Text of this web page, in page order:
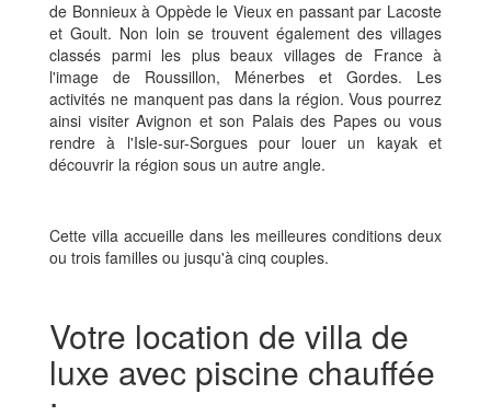
de Bonnieux à Oppède le Vieux en passant par Lacoste
et Goult. Non loin se trouvent également des villages
classés parmi les plus beaux villages de France à
l'image de Roussillon, Ménerbes et Gordes. Les
activités ne manquent pas dans la région. Vous pourrez
ainsi visiter Avignon et son Palais des Papes ou vous
rendre à l'Isle-sur-Sorgues pour louer un kayak et
découvrir la région sous un autre angle.
Cette villa accueille dans les meilleures conditions deux
ou trois familles ou jusqu'à cinq couples.
Votre location de villa de
luxe avec piscine chauffée
: